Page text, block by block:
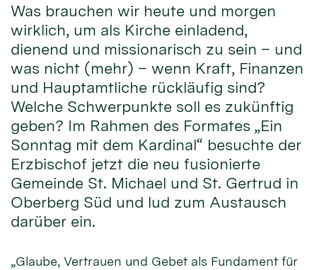
Was brauchen wir heute und morgen
wirklich, um als Kirche einladend,
dienend und missionarisch zu sein – und
was nicht (mehr) – wenn Kraft, Finanzen
und Hauptamtliche rückläufig sind?
Welche Schwerpunkte soll es zukünftig
geben? Im Rahmen des Formates „Ein
Sonntag mit dem Kardinal“ besuchte der
Erzbischof jetzt die neu fusionierte
Gemeinde St. Michael und St. Gertrud in
Oberberg Süd und lud zum Austausch
darüber ein.
„Glaube, Vertrauen und Gebet als Fundament für